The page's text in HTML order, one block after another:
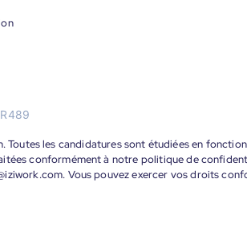
Toutes les candidatures sont étudiées en
conformément à notre politique de
Vous pouvez exercer vos droits